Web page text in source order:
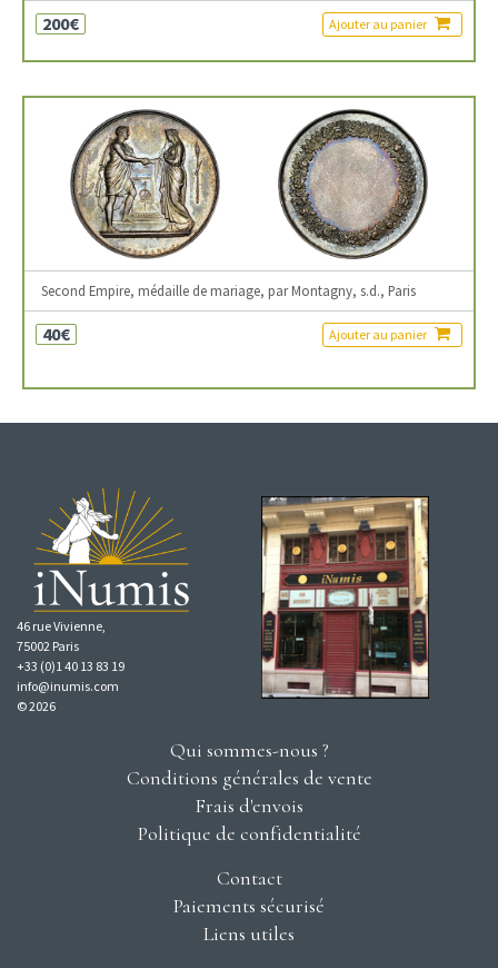
200€ Ajouter au panier
Second Empire, médaille de mariage, par Montagny, s.d., Paris
40€ Ajouter au panier
46 rue Vivienne,
75002 Paris
+33 (0)1 40 13 83 19
info@inumis.com
© 2026
Qui sommes-nous ?
Conditions générales de vente
Frais d'envois
Politique de confidentialité
Contact
Paiements sécurisé
Liens utiles